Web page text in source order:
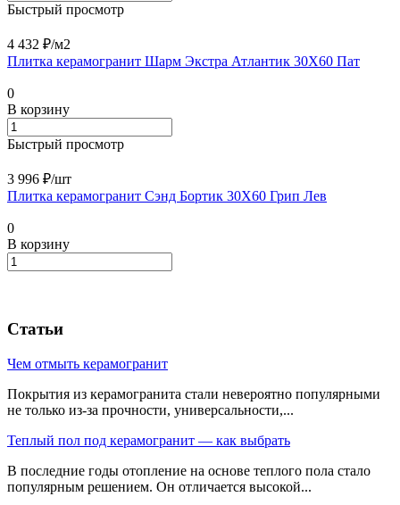
Быстрый просмотр
4 432 ₽/м2
Плитка керамогранит Шарм Экстра Атлантик 30Х60 Пат
0
В корзину
Быстрый просмотр
3 996 ₽/шт
Плитка керамогранит Сэнд Бортик 30X60 Грип Лев
0
В корзину
Статьи
Чем отмыть керамогранит
Покрытия из керамогранита стали невероятно популярными
не только из-за прочности, универсальности,...
Теплый пол под керамогранит — как выбрать
В последние годы отопление на основе теплого пола стало
популярным решением. Он отличается высокой...